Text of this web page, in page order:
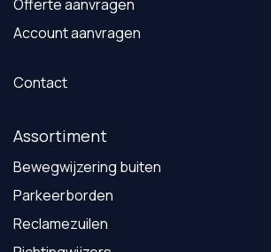
Offerte aanvragen
Account aanvragen
Contact
Assortiment
Bewegwijzering buiten
Parkeerborden
Reclamezuilen